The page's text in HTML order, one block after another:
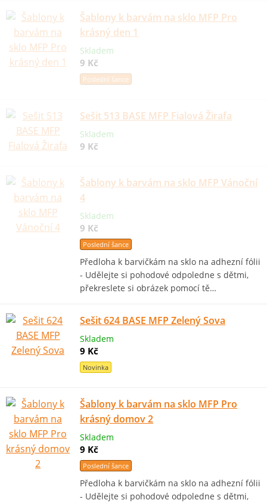
Šablony k barvám na sklo MFP Pro
krásný den 1
Skladem
9 Kč
Poslední šance
Sešit 513 BASE MFP Fialová Žirafa
Skladem
9 Kč
Šablony k barvám na sklo MFP Vánoční
4
Skladem
9 Kč
Poslední šance
Předloha k barvičkám na sklo na adhezní fólii
- Udělejte si pohodové odpoledne s dětmi,
překreslete si obrázek pomocí tě…
Sešit 624 BASE MFP Zelený Sova
Skladem
9 Kč
Novinka
Šablony k barvám na sklo MFP Pro
krásný domov 2
Skladem
9 Kč
Poslední šance
Předloha k barvičkám na sklo na adhezní fólii
- Udělejte si pohodové odpoledne s dětmi,